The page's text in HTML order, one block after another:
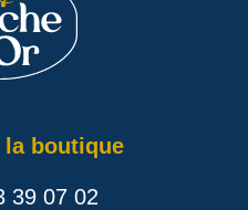
la boutique
39 07 02